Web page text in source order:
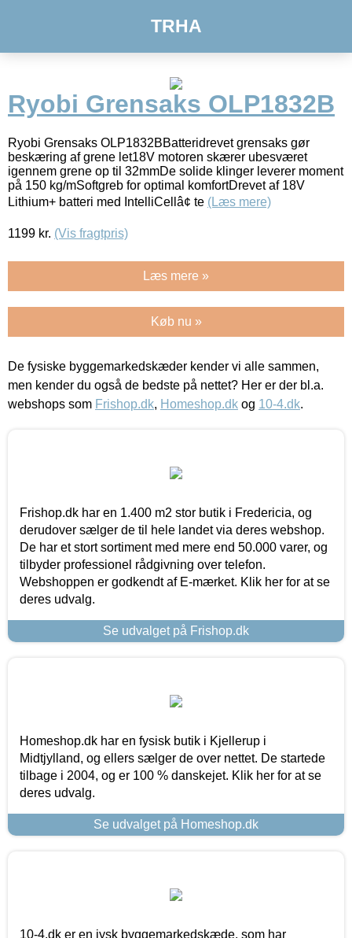
TRHA
Ryobi Grensaks OLP1832B
Ryobi Grensaks OLP1832BBatteridrevet grensaks gør
beskæring af grene let18V motoren skærer ubesværet
igennem grene op til 32mmDe solide klinger leverer moment
på 150 kg/mSoftgreb for optimal komfortDrevet af 18V
Lithium+ batteri med IntelliCellâ¢ te (Læs mere)
1199 kr. (Vis fragtpris)
Læs mere »
Køb nu »
De fysiske byggemarkedskæder kender vi alle sammen,
men kender du også de bedste på nettet? Her er der bl.a.
webshops som Frishop.dk, Homeshop.dk og 10-4.dk.
Frishop.dk har en 1.400 m2 stor butik i Fredericia, og
derudover sælger de til hele landet via deres webshop.
De har et stort sortiment med mere end 50.000 varer, og
tilbyder professionel rådgivning over telefon.
Webshoppen er godkendt af E-mærket. Klik her for at se
deres udvalg.
Se udvalget på Frishop.dk
Homeshop.dk har en fysisk butik i Kjellerup i
Midtjylland, og ellers sælger de over nettet. De startede
tilbage i 2004, og er 100 % danskejet. Klik her for at se
deres udvalg.
Se udvalget på Homeshop.dk
10-4.dk er en jysk byggemarkedskæde, som har